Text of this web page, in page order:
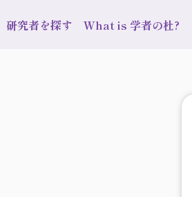
研究者を探す What is 学者の杜?